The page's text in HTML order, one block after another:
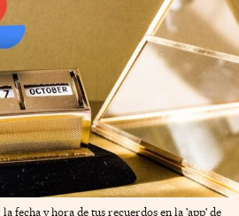
fecha y hora de tus recuerdos en la 'app' de